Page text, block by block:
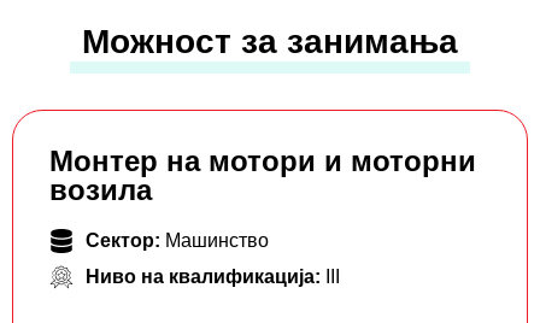
Можност за занимања
Монтер на мотори и моторни
возила
Сектор: Машинство
Ниво на квалификација: